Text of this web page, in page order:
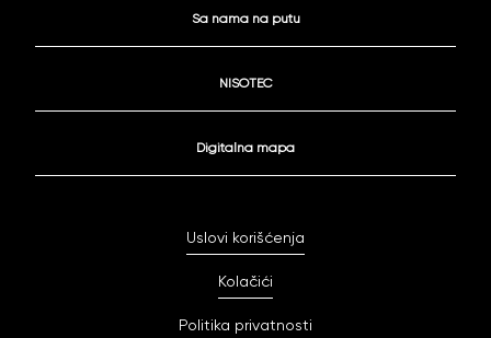
Sa nama na putu
NISOTEC
Digitalna mapa
Uslovi korišćenja
Kolačići
Politika privatnosti